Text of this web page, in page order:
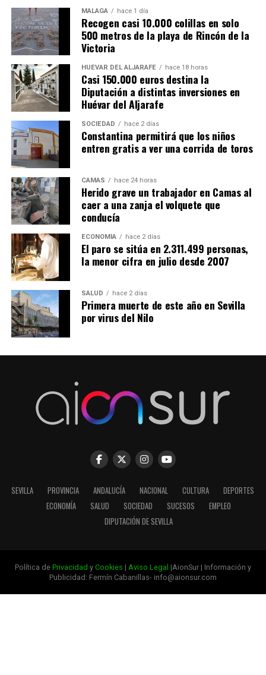
MÁLAGA hace 1 día
Recogen casi 10.000 colillas en solo
500 metros de la playa de Rincón de la
Victoria
HUÉVAR DEL ALJARAFE hace 18 horas
Casi 150.000 euros destina la
Diputación a distintas inversiones en
Huévar del Aljarafe
SOCIEDAD hace 2 días
Constantina permitirá que los niños
entren gratis a ver una corrida de toros
CAMAS hace 24 horas
Herido grave un trabajador en Camas al
caer a una zanja el volquete que
conducía
ECONOMÍA hace 2 días
El paro se sitúa en 2.311.499 personas,
la menor cifra en julio desde 2007
SALUD hace 2 días
Primera muerte de este año en Sevilla
por virus del Nilo
SEVILLA PROVINCIA ANDALUCÍA NACIONAL CULTURA
DEPORTES
ECONOMÍA
SALUD SOCIEDAD SUCESOS
EMPLEO
DIPUTACIÓN DE SEVILLA
Política de Privacidad y Cookies | Aviso Legal |AionSur | Información y
Publicidad: Fermín Cabanillas- info@aionsur.com